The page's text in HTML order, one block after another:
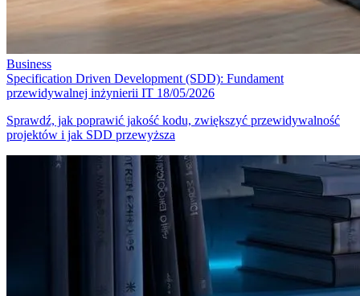
Business
Specification Driven Development (SDD): Fundament
przewidywalnej inżynierii IT 18/05/2026
Sprawdź, jak poprawić jakość kodu, zwiększyć przewidywalność
projektów i jak SDD przewyższa